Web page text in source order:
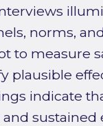
norms,
to measure
plausible
indicate
sustained